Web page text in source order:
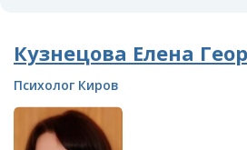
Кузнецова Елена
Психолог Киров